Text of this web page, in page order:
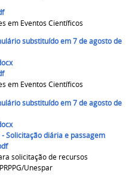
em Eventos Científicos
substituído em 7 de agosto de
em Eventos Científicos
substituído em 7 de agosto de
Solicitação diária e passagem
solicitação de recursos
Unespar